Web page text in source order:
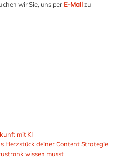
wir Sie, uns per E-Mailzu
mit KI
Herzstück deiner Content Strategie
wissen musst